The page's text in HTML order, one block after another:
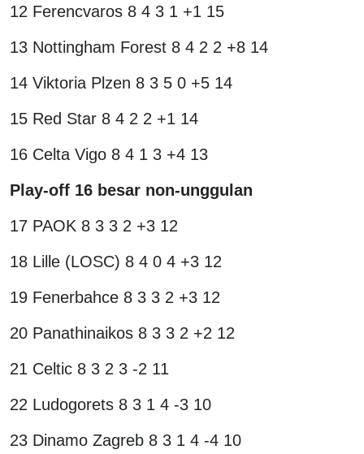
12 Ferencvaros 8 4 3 1 +1 15
13 Nottingham Forest 8 4 2 2 +8 14
14 Viktoria Plzen 8 3 5 0 +5 14
15 Red Star 8 4 2 2 +1 14
16 Celta Vigo 8 4 1 3 +4 13
Play-off 16 besar non-unggulan
17 PAOK 8 3 3 2 +3 12
18 Lille (LOSC) 8 4 0 4 +3 12
19 Fenerbahce 8 3 3 2 +3 12
20 Panathinaikos 8 3 3 2 +2 12
21 Celtic 8 3 2 3 -2 11
22 Ludogorets 8 3 1 4 -3 10
23 Dinamo Zagreb 8 3 1 4 -4 10